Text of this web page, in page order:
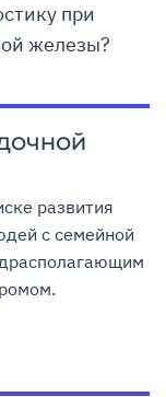
при
железы?
развития
с семейной